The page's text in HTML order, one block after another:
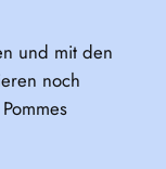
und mit den
noch